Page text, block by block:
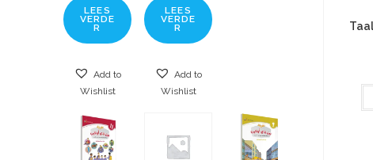
LEES
VERDE
R
Add to
Wishlist
LEES
VERDE
R
Add to
Wishlist